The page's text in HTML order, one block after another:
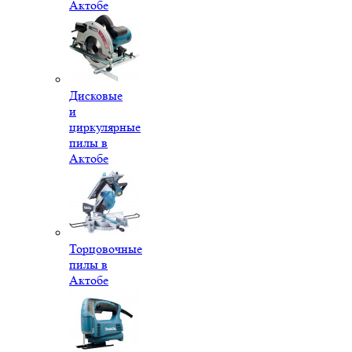
Актобе
Дисковые
и
циркулярные
пилы в
Актобе
Торцовочные
пилы в
Актобе